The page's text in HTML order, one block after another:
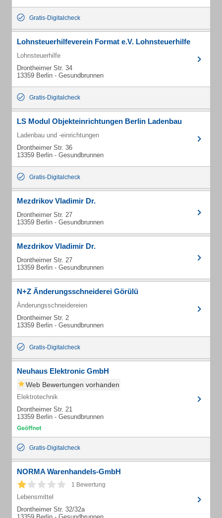
Gratis-Digitalcheck
Lohnsteuerhilfeverein Format e.V. Lohnsteuerhilfe
Lohnsteuerhilfe
Drontheimer Str. 34
13359 Berlin - Gesundbrunnen
Gratis-Digitalcheck
LS Modul Objekteinrichtungen Berlin Ladenbau
Ladenbau und -einrichtungen
Drontheimer Str. 36
13359 Berlin - Gesundbrunnen
Gratis-Digitalcheck
Mezdrikov Vladimir Dr.
Drontheimer Str. 27
13359 Berlin - Gesundbrunnen
Mezdrikov Vladimir Dr.
Drontheimer Str. 27
13359 Berlin - Gesundbrunnen
N+Z Änderungsschneiderei Görülü
Änderungsschneidereien
Drontheimer Str. 2
13359 Berlin - Gesundbrunnen
Gratis-Digitalcheck
Neuhaus Elektronic GmbH
Web Bewertungen vorhanden
Elektrotechnik
Drontheimer Str. 21
13359 Berlin - Gesundbrunnen
Gratis-Digitalcheck
NORMA Warenhandels-GmbH
1 Bewertung
Lebensmittel
Drontheimer Str. 32/32a